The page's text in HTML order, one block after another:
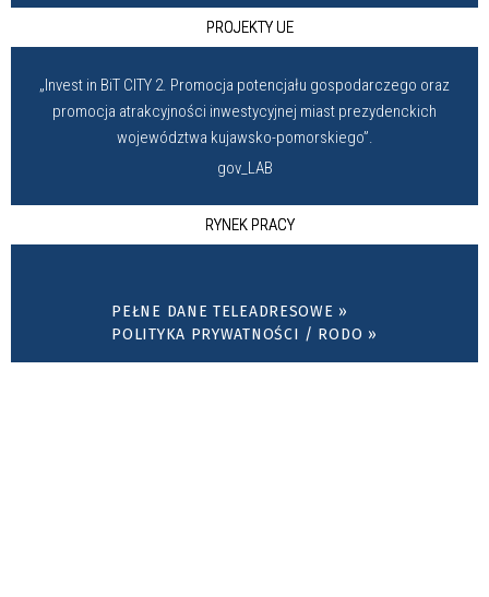
PROJEKTY UE
„Invest in BiT CITY 2. Promocja potencjału gospodarczego oraz
promocja atrakcyjności inwestycyjnej miast prezydenckich
województwa kujawsko-pomorskiego”.
gov_LAB
RYNEK PRACY
PEŁNE DANE TELEADRESOWE »
POLITYKA PRYWATNOŚCI / RODO »